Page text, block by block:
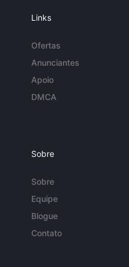
Links
Ofertas
Anunciantes
Apoio
DMCA
Sobre
Sobre
Equipe
Blogue
Contato